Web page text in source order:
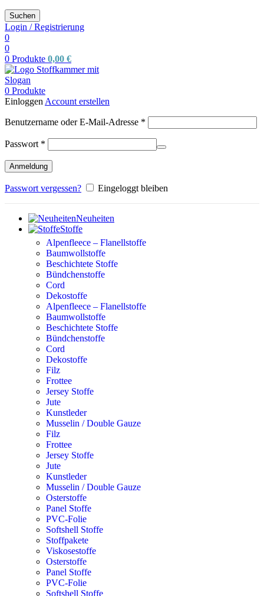
Suchen
Login / Registrierung
0
0
0 Produkte 0,00 €
0 Produkte
Einloggen Account erstellen
Benutzername oder E-Mail-Adresse *
Passwort *
Anmeldung
Passwort vergessen? Eingeloggt bleiben
Neuheiten
Stoffe
Alpenfleece – Flanellstoffe
Baumwollstoffe
Beschichtete Stoffe
Bündchenstoffe
Cord
Dekostoffe
Alpenfleece – Flanellstoffe
Baumwollstoffe
Beschichtete Stoffe
Bündchenstoffe
Cord
Dekostoffe
Filz
Frottee
Jersey Stoffe
Jute
Kunstleder
Musselin / Double Gauze
Filz
Frottee
Jersey Stoffe
Jute
Kunstleder
Musselin / Double Gauze
Osterstoffe
Panel Stoffe
PVC-Folie
Softshell Stoffe
Stoffpakete
Viskosestoffe
Osterstoffe
Panel Stoffe
PVC-Folie
Softshell Stoffe